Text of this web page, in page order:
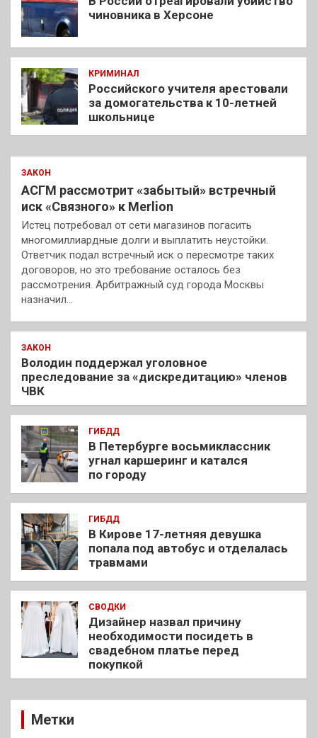
чиновника в Херсоне
КРИМИНАЛ
Российского учителя арестовали
за домогательства к 10-летней
школьнице
ЗАКОН
АСГМ рассмотрит «забытый» встречный
иск «Связного» к Merlion
Истец потребовал от сети магазинов погасить
многомиллиардные долги и выплатить неустойки.
Ответчик подал встречный иск о пересмотре таких
договоров, но это требование осталось без
рассмотрения. Арбитражный суд города Москвы
назначил…
ЗАКОН
Володин поддержал уголовное
преследование за «дискредитацию» членов
ЧВК
ГИБДД
В Петербурге восьмиклассник
угнал каршеринг и катался
по городу
ГИБДД
В Кирове 17-летняя девушка
попала под автобус и отделалась
травмами
СВОДКИ
Дизайнер назвал причину
необходимости посидеть в
свадебном платье перед
покупкой
Метки